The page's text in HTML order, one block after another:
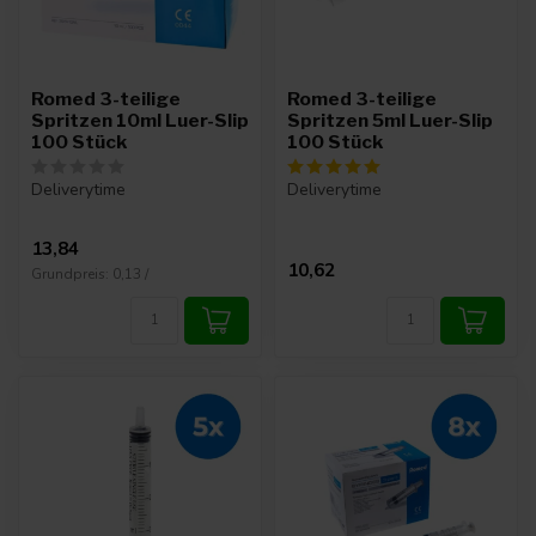
Romed 3-teilige
Spritzen 10ml Luer-Slip
100 Stück
Deliverytime
13,84
Grundpreis: 0,13 /
Romed 3-teilige
Spritzen 5ml Luer-Slip
100 Stück
Deliverytime
10,62